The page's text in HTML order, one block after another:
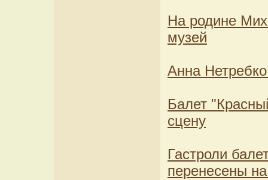
На родине
музей
Анна
Балет
сцену
Гастроли
перенесены